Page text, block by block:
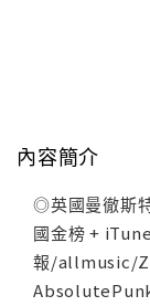
內容簡介
◎英國曼徹斯
國金榜 +
報/allmusic/